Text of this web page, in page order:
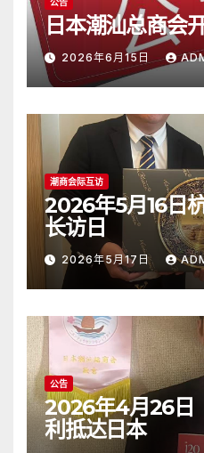
公告
日本潮汕总商会
2026年6月15日
潮商会际互访
2026年5月16日
长访日
2026年5月17日
公告
2026年4月26日
利抵达日本